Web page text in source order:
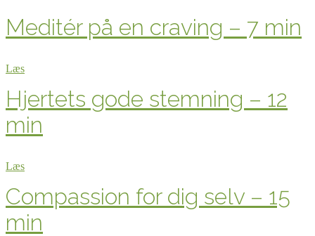
Meditér på en craving – 7 min
Læs
Hjertets gode stemning – 12
min
Læs
Compassion for dig selv – 15
min